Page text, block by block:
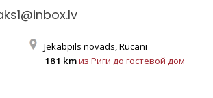
Jēkabpils novads, Rucāni
181 kmиз Риги до гостевой дом